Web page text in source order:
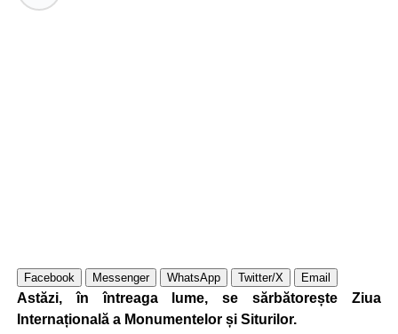
Facebook Messenger WhatsApp Twitter/X Email
Astăzi, în întreaga lume, se sărbătorește Ziua
Internațională a Monumentelor și Siturilor.